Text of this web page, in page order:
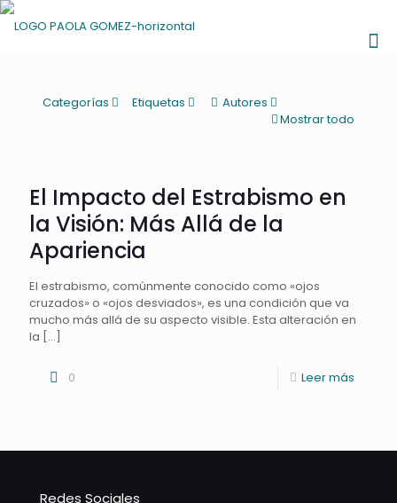
Categorías Etiquetas
Autores
Mostrar todo
El Impacto del Estrabismo en
la Visión: Más Allá de la
Apariencia
El estrabismo, comúnmente conocido como «ojos
cruzados» o «ojos desviados», es una condición que va
mucho más allá de su aspecto visible. Esta alteración en
la […]
0 Leer más
Redes Sociales